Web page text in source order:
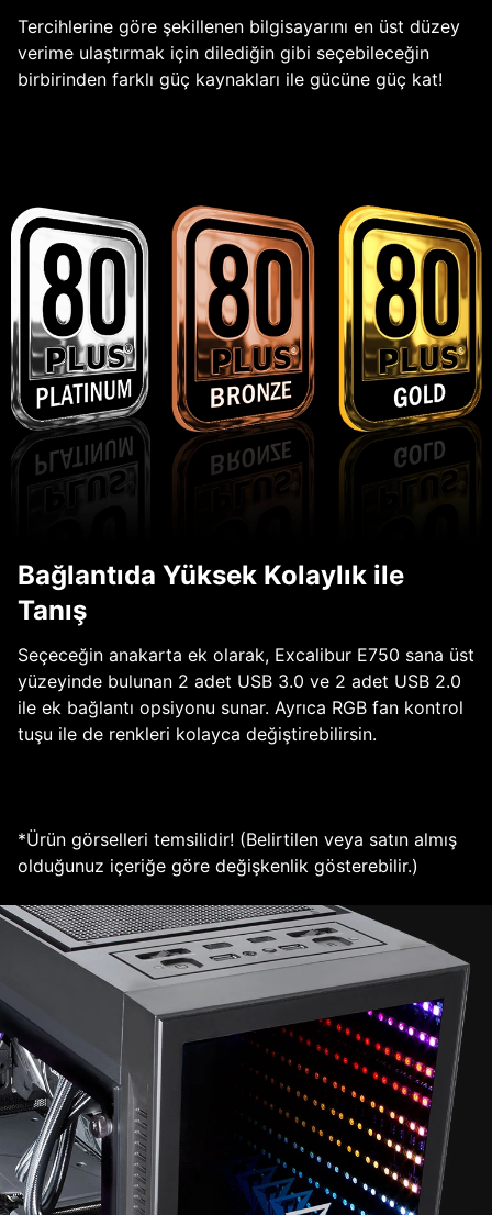
Tercihlerine göre şekillenen bilgisayarını en üst düzey
verime ulaştırmak için dilediğin gibi seçebileceğin
birbirinden farklı güç kaynakları ile gücüne güç kat!
Bağlantıda Yüksek Kolaylık ile
Tanış
Seçeceğin anakarta ek olarak, Excalibur E750 sana üst
yüzeyinde bulunan 2 adet USB 3.0 ve 2 adet USB 2.0
ile ek bağlantı opsiyonu sunar. Ayrıca RGB fan kontrol
tuşu ile de renkleri kolayca değiştirebilirsin.
*Ürün görselleri temsilidir! (Belirtilen veya satın almış
olduğunuz içeriğe göre değişkenlik gösterebilir.)